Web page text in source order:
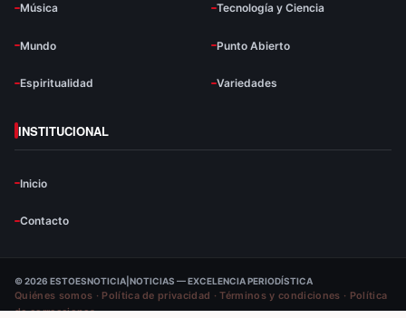
Música Tecnología y Ciencia
Mundo Punto Abierto
Espiritualidad Variedades
INSTITUCIONAL
Inicio
Contacto
© 2026 ESTOESNOTICIA|NOTICIAS — EXCELENCIA PERIODÍSTICA
Quiénes somos · Política de privacidad ·Términos y condiciones · Política
de correcciones